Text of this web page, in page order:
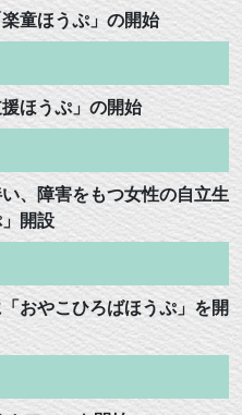
童ほうぷ」の開始
ほうぷ」の開始
、障害をもつ女性の自立生
開設
おやこひろばほうぷ」を開